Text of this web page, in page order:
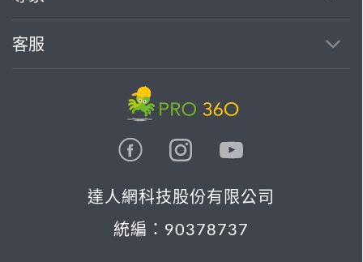
客服
達人網科技股份有限公司
統編：90378737